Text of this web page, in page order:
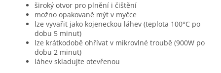
široký otvor pro plnění i čištění
možno opakovaně mýt v myčce
lze vyvařit jako kojeneckou láhev (teplota 100°C po
dobu 5 minut)
lze krátkodobě ohřívat v mikrovlné troubě (900W po
dobu 2 minut)
láhev skladujte otevřenou